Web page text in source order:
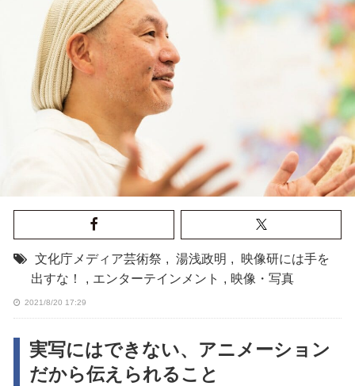
文化庁メディア芸術祭 , 湯浅政明 ,
映像研には手を
出すな！
, エンターテインメント , 映像・写真
2021/8/20 17:29
実写にはできない、アニメーション
だから伝えられること